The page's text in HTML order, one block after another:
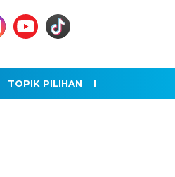
TOPIK PILIHAN LAINNYA